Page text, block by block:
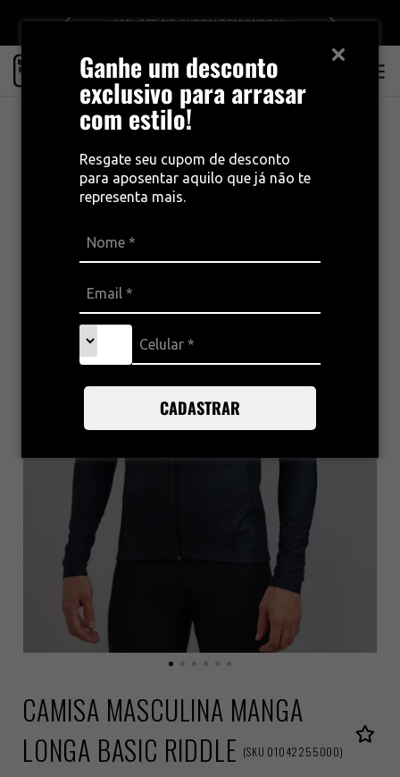
Ganhe um desconto
exclusivo para arrasar
com estilo!
Resgate seu cupom de desconto
para aposentar aquilo que já não te
representa mais.
CADASTRAR
10% OFF NO CUPOM BEMVINDO10
CAMISA MASCULINA MANGA
LONGA BASIC RIDDLE (SKU 01042255000)